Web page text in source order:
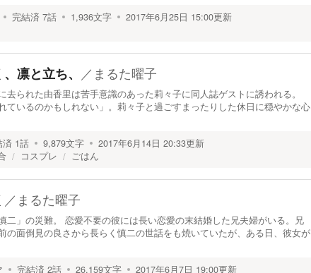
完結済 7話 1,936文字 2017年6月25日 15:00更新
凛と立ち、 ／ まるた曜子
去られた由香里は苦手意識のあった莉々子に同人誌ゲストに誘われる。
ているのかもしれない」。莉々子と過ごすまったりした休日に穏やかな心
済 1話 9,879文字 2017年6月14日 20:33更新
コスプレ ごはん
／ まるた曜子
二」の災難。 恋愛不要の彼には長い恋愛の末結婚した兄夫婦がいる。兄
の面倒見の良さから長らく慎二の世話をも焼いていたが、ある日、彼女が
完結済 2話 26,159文字 2017年6月7日 19:00更新